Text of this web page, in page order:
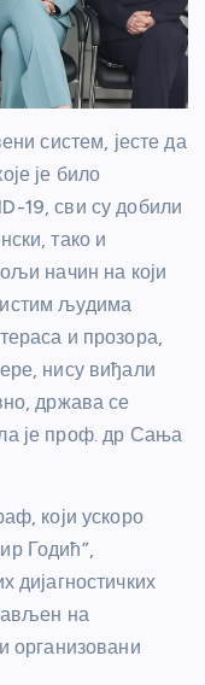
систем, јесте да
је било
19, сви су добили
тако и
начин на који
људима
и прозора,
нису виђали
држава се
је проф. др Сања
који ускоро
Годић”,
дијагностичких
на
организовани